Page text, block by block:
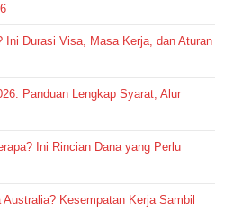
Ini Durasi Visa, Masa Kerja, dan Aturan
Panduan Lengkap Syarat, Alur
Ini Rincian Dana yang Perlu
Kesempatan Kerja Sambil